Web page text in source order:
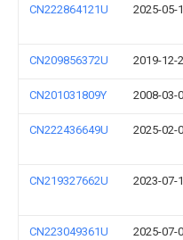
CN222864121U 2025-05-
CN209856372U 2019-12-
CN201031809Y 2008-03-
CN222436649U 2025-02-
CN219327662U 2023-07-
CN223049361U 2025-07-